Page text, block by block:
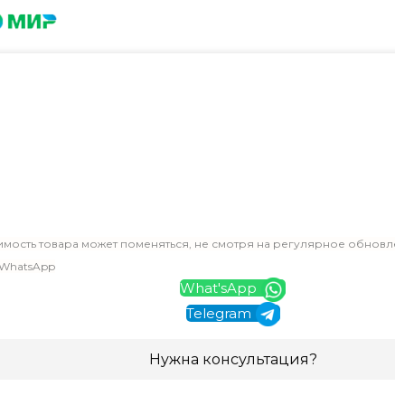
товара может поменяться, не смотря на регулярное
What'sApp
Telegram
Нужна консультация?